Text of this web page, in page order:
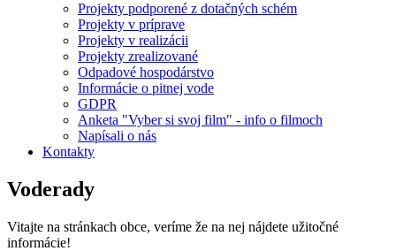
Projekty podporené z dotačných schém
Projekty v príprave
Projekty v realizácii
Projekty zrealizované
Odpadové hospodárstvo
Informácie o pitnej vode
GDPR
Anketa "Vyber si svoj film" - info o filmoch
Napísali o nás
Kontakty
Voderady
Vitajte na stránkach obce, veríme že na nej nájdete užitočné
informácie!